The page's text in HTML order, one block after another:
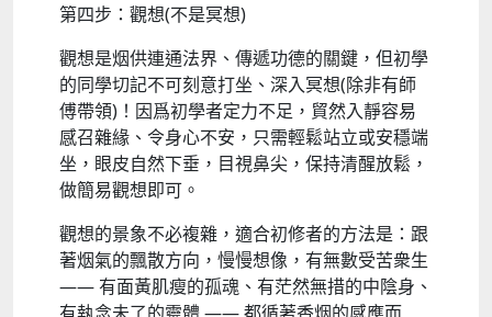
第四步：觀想(不是冥想)
觀想是烟供連通法界、傳遞功德的關鍵，但初學
的同學切記不可刻意打坐、深入冥想(除非有師
傅帶領)！因爲初學者定力不足，貿然入靜容易
感召雜緣、令身心不安，只需輕鬆站立或安穩端
坐，眼皮自然下垂，目視鼻尖，保持清醒放鬆，
做簡易觀想即可​。​
觀想的景象不必複雜，適合初修者的方法是：跟
著烟氣的飄散方向，慢慢想像，有無數受苦衆生
—— 有面黃肌瘦的孤魂、有茫然無措的中陰身、